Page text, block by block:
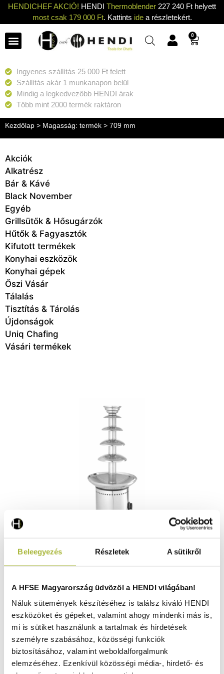
Beleegyezés Részletek A sütikről
A HFSE Magyarország üdvözöl a HENDI világában!
Náluk sütemények készítéséhez is találsz kiváló HENDI
eszközöket és gépeket, valamint ahogy mindenki más is,
mi is sütiket használunk a tartalmak és hirdetések
személyre szabásához, közösségi funkciók
biztosításához, valamint weboldalforgalmunk
elemzéséhez. Ezenkívül közösségi média-, hirdető- és
HENDICHEF AKCIÓ! HENDI Thermoblender 227 240 Ft helyett
most csak 179 000 Ft. Kattints idea részletekért.
0
Ingyenes szállítás 25 000 Ft felett
Szállítás akár 1 munkanapon belül
Mindig a legkedvezőbb HENDI árak
Több mint 2000 termék raktáron
Kezdőlap > Magasság: termék > 709 mm
Akciók
Alkatrész
Bár & Kávé
Black November
Egyéb
Grillsütők & Hősugárzók
Hűtők & Fagyasztók
Kifutott termékek
Konyhai eszközök
Konyhai gépek
Őszi Vásár
Tálalás
Tisztítás & Tárolás
Újdonságok
Uniq Chafing
Vásári termékek
ø330x(H)700 mm - HENDI 274156
165.660Ft
(130.441Ft+ ÁFA)
KOSÁRBA